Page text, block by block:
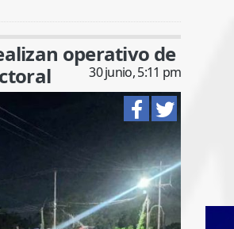
operativo de
30 junio, 5:11 pm